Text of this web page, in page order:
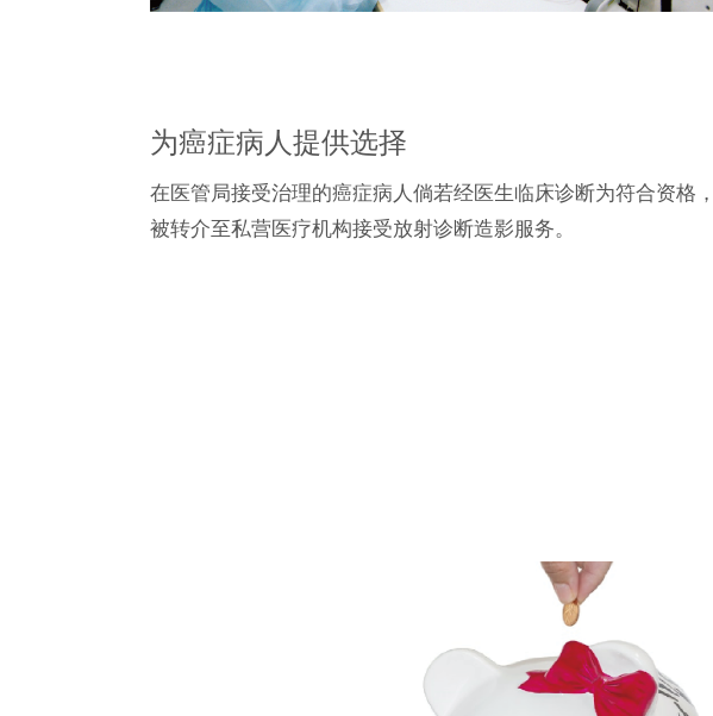
为癌症病人提供选择
在医管局接受治理的癌症病人倘若经医生临床诊断为符合资格
被转介至私营医疗机构接受放射诊断造影服务。